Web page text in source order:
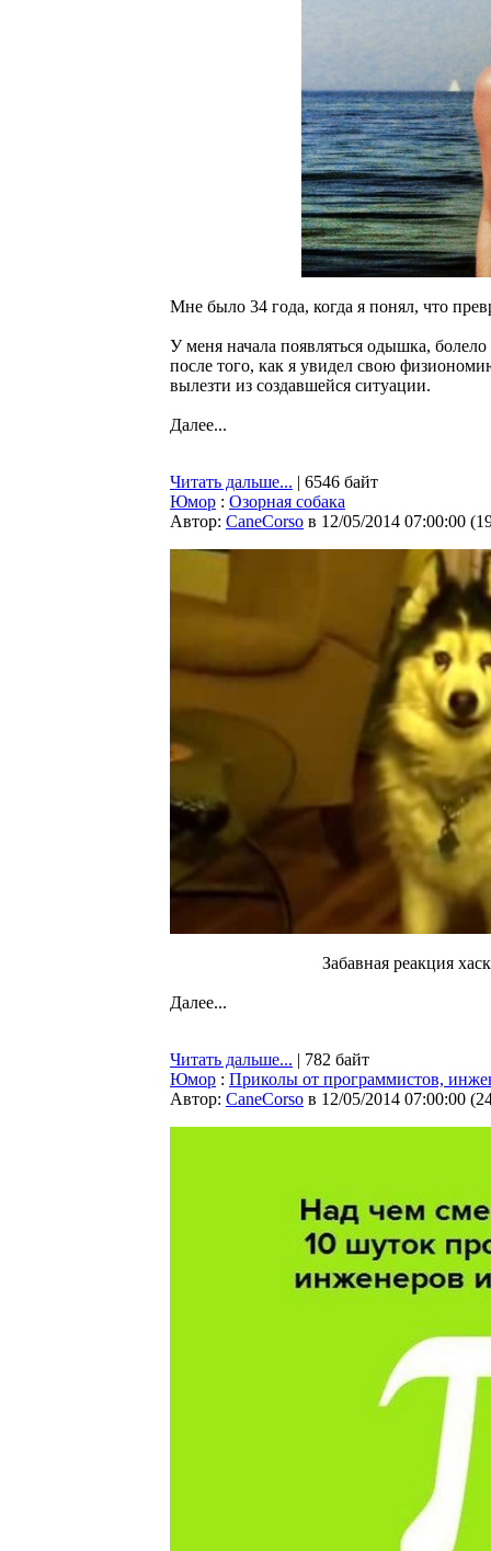
Мне было 34 года, когда я понял, что
У меня начала появляться одышка,
после того, как я увидел свою
вылезти из создавшейся ситуации.
Далее...
Читать дальше... | 6546 байт
Юмор : Озорная собака
Автор: CaneCorso в 12/05/2014 07:00:00 (
Забавная реакция
Далее...
Читать дальше... | 782 байт
Юмор : Приколы от программистов,
Автор: CaneCorso в 12/05/2014 07:00:00 (